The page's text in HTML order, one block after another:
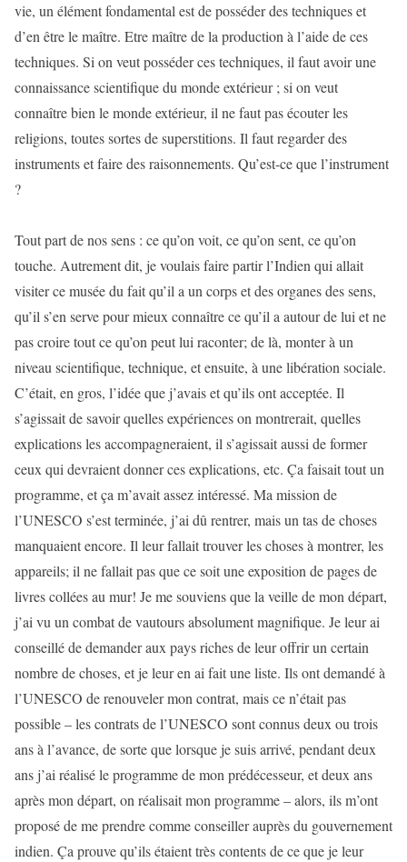
vie, un élément fondamental est de posséder des techniques et
d’en être le maître. Etre maître de la production à l’aide de ces
techniques. Si on veut posséder ces techniques, il faut avoir une
connaissance scientifique du monde extérieur ; si on veut
connaître bien le monde extérieur, il ne faut pas écouter les
religions, toutes sortes de superstitions. Il faut regarder des
instruments et faire des raisonnements. Qu’est-ce que l’instrument
?
Tout part de nos sens : ce qu’on voit, ce qu’on sent, ce qu’on
touche. Autrement dit, je voulais faire partir l’Indien qui allait
visiter ce musée du fait qu’il a un corps et des organes des sens,
qu’il s’en serve pour mieux connaître ce qu’il a autour de lui et ne
pas croire tout ce qu’on peut lui raconter; de là, monter à un
niveau scientifique, technique, et ensuite, à une libération sociale.
C’était, en gros, l’idée que j’avais et qu’ils ont acceptée. Il
s’agissait de savoir quelles expériences on montrerait, quelles
explications les accompagneraient, il s’agissait aussi de former
ceux qui devraient donner ces explications, etc. Ça faisait tout un
programme, et ça m’avait assez intéressé. Ma mission de
l’UNESCO s’est terminée, j’ai dû rentrer, mais un tas de choses
manquaient encore. Il leur fallait trouver les choses à montrer, les
appareils; il ne fallait pas que ce soit une exposition de pages de
livres collées au mur! Je me souviens que la veille de mon départ,
j’ai vu un combat de vautours absolument magnifique. Je leur ai
conseillé de demander aux pays riches de leur offrir un certain
nombre de choses, et je leur en ai fait une liste. Ils ont demandé à
l’UNESCO de renouveler mon contrat, mais ce n’était pas
possible – les contrats de l’UNESCO sont connus deux ou trois
ans à l’avance, de sorte que lorsque je suis arrivé, pendant deux
ans j’ai réalisé le programme de mon prédécesseur, et deux ans
après mon départ, on réalisait mon programme – alors, ils m’ont
proposé de me prendre comme conseiller auprès du gouvernement
indien. Ça prouve qu’ils étaient très contents de ce que je leur